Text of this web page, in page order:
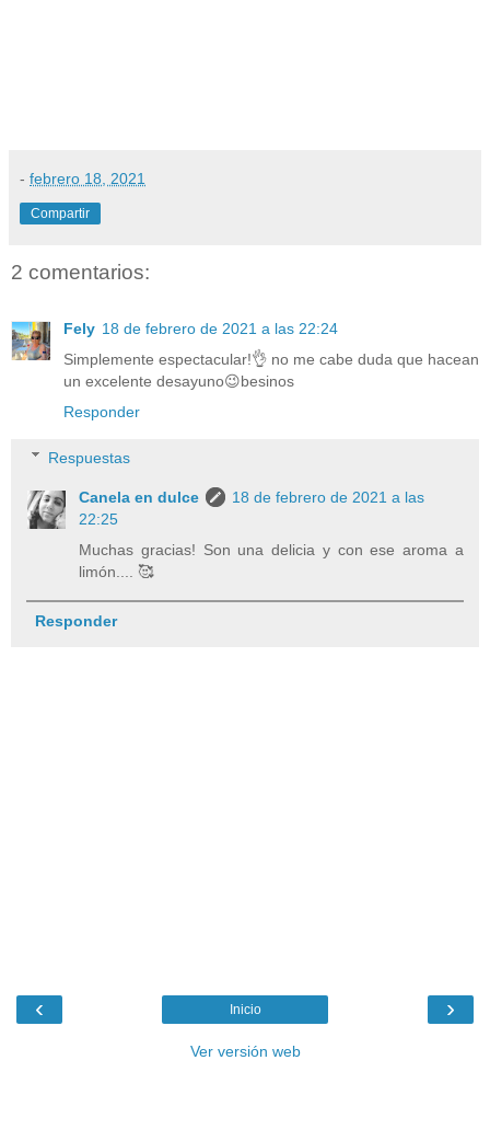
- febrero 18, 2021
Compartir
2 comentarios:
Fely 18 de febrero de 2021 a las 22:24
Simplemente espectacular!👌 no me cabe duda que hacean
un excelente desayuno😉besinos
Responder
Respuestas
Canela en dulce
18 de febrero de 2021 a las
22:25
Muchas gracias! Son una delicia y con ese aroma a
limón.... 🥰
Responder
‹ ›
Inicio
Ver versión web